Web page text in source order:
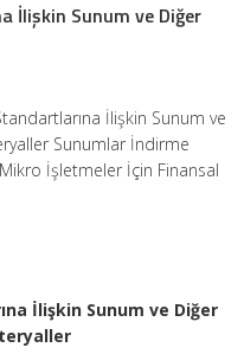
İlişkin Sunum ve Diğer
İlişkin Sunum ve
Sunumlar İndirme
Mikro İşletmeler İçin Finansal
İlişkin Sunum ve Diğer